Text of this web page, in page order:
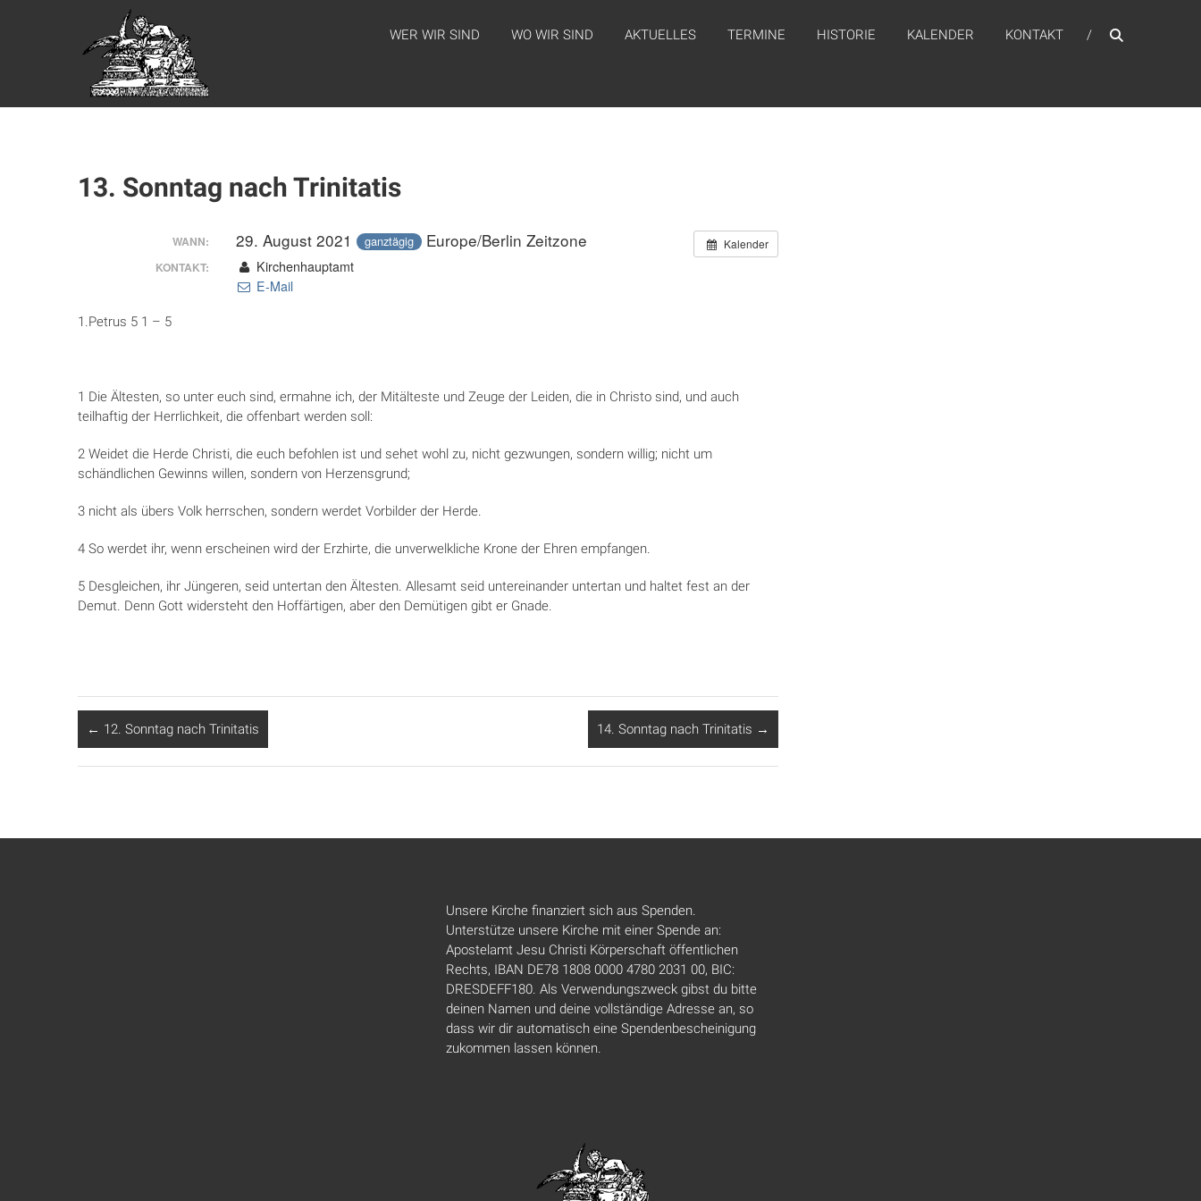
WEBSITE DES
APOSTELAMTES
JESU CHRISTI
KÖR
WER WIR SIND WO WIR SIND AKTUELLES TERMINE HISTORIE KALENDER KONTAKT
13. Sonntag nach Trinitatis
Kalender
WANN: 29. August 2021 ganztägig Europe/Berlin Zeitzone
KONTAKT:
Kirchenhauptamt
E-Mail
1.Petrus 5 1 – 5
1 Die Ältesten, so unter euch sind, ermahne ich, der Mitälteste und Zeuge der Leiden, die in Christo sind, und auch
teilhaftig der Herrlichkeit, die offenbart werden soll:
2 Weidet die Herde Christi, die euch befohlen ist und sehet wohl zu, nicht gezwungen, sondern willig; nicht um
schändlichen Gewinns willen, sondern von Herzensgrund;
3 nicht als übers Volk herrschen, sondern werdet Vorbilder der Herde.
4 So werdet ihr, wenn erscheinen wird der Erzhirte, die unverwelkliche Krone der Ehren empfangen.
5 Desgleichen, ihr Jüngeren, seid untertan den Ältesten. Allesamt seid untereinander untertan und haltet fest an der
Demut. Denn Gott widersteht den Hoffärtigen, aber den Demütigen gibt er Gnade.
← 12. Sonntag nach Trinitatis 14. Sonntag nach Trinitatis →
Unsere Kirche finanziert sich aus Spenden.
Unterstütze unsere Kirche mit einer Spende an:
Apostelamt Jesu Christi Körperschaft öffentlichen
Rechts, IBAN DE78 1808 0000 4780 2031 00, BIC:
DRESDEFF180. Als Verwendungszweck gibst du bitte
deinen Namen und deine vollständige Adresse an, so
dass wir dir automatisch eine Spendenbescheinigung
zukommen lassen können.